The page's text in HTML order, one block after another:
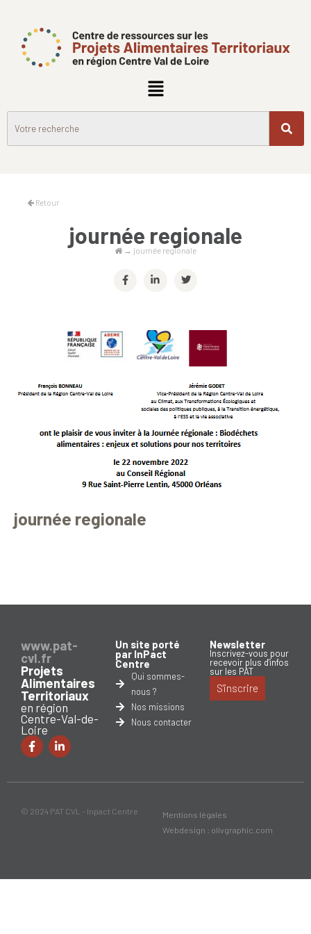
Retour
journée regionale
→ journée regionale
journée regionale
www.pat-
cvl.fr
Projets
Alimentaires
Territoriaux
en région
Centre-Val-de-
Loire
Un site porté
par InPact
Centre
Qui sommes-
nous ?
Nos missions
Nous contacter
Newsletter
Inscrivez-vous pour
recevoir plus d'infos
sur les PAT
S'inscrire
© 2024 PAT CVL - Inpact Centre
Mentions légales
Webdesign : olivgraphic.com